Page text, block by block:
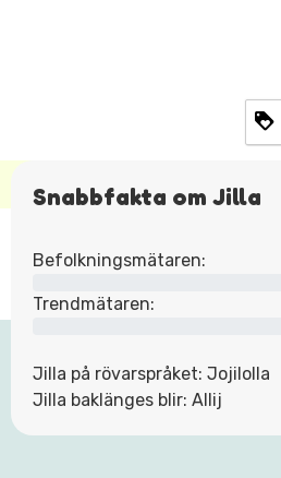
Snabbfakta om Jilla
Befolkningsmätaren:
Trendmätaren:
Jilla på rövarspråket: Jojilolla
Jilla baklänges blir: Allij